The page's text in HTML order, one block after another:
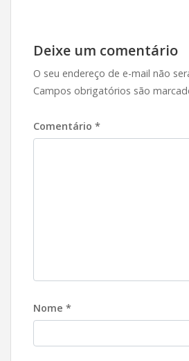
Deixe um comentário
O seu endereço de e-mail não
Campos obrigatórios são
Comentário *
Nome *